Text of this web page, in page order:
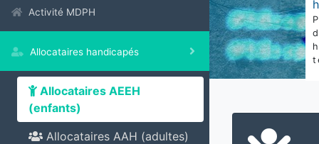
Activité MDPH
Allocataires handicapés
Allocataires AEEH
(enfants)
Allocataires AAH (adultes)